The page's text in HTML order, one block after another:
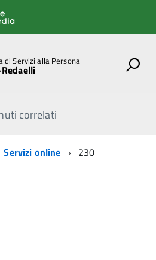
di Servizi alla Persona
correlati
Servizi online 230